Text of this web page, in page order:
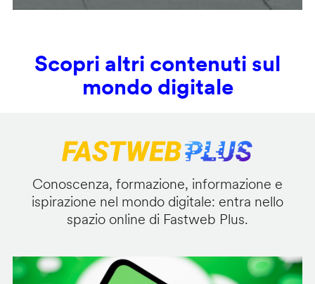
Scopri altri contenuti sul
mondo digitale
Conoscenza, formazione, informazione e
ispirazione nel mondo digitale: entra nello
spazio online di Fastweb Plus.